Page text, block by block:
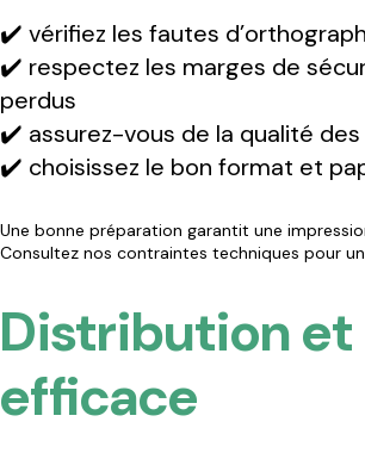
✔️ vérifiez les fautes
✔️ respectez les marges de
perdus
✔️ assurez-vous de la qualité des
✔️ choisissez le bon format et
Une bonne préparation garantit une
Consultez nos contraintes techniques pour
Distribution et
efficace